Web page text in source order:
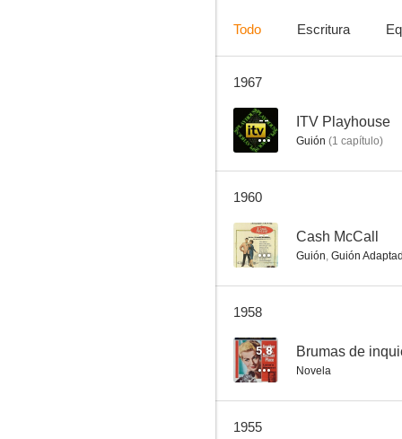
--
Todo Escritura
1967
-- ITV Playhouse
Guión (1 capítulo)
1960
-- Cash McCall
Guión, Guión
1958
5.8 Brumas de
Novela
1955